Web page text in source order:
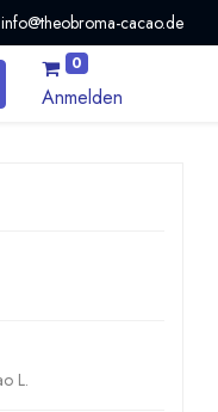
info@theobroma-cacao.de
0
Anmelden
L.